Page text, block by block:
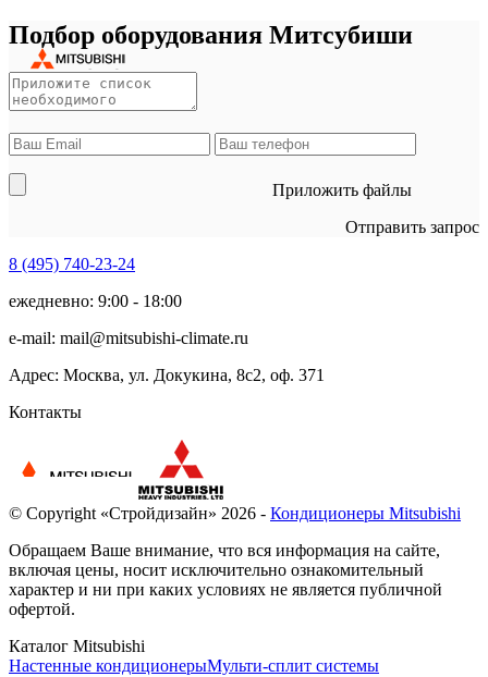
Подбор оборудования Митсубиши
Приложить файлы
Отправить запрос
8 (495) 740-23-24
ежедневно: 9:00 - 18:00
e-mail: mail@mitsubishi-climate.ru
Адрес: Москва, ул. Докукина, 8с2, оф. 371
Контакты
© Copyright «Стройдизайн» 2026 - Кондиционеры Mitsubishi
Обращаем Ваше внимание, что вся информация на сайте,
включая цены, носит исключительно ознакомительный
характер и ни при каких условиях не является публичной
офертой.
Каталог Mitsubishi
Настенные кондиционерыМульти-сплит системы